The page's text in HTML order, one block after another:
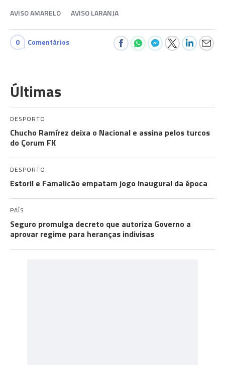
AVISO AMARELO AVISO LARANJA
0 Comentários
Últimas
DESPORTO
Chucho Ramírez deixa o Nacional e assina pelos turcos
do Çorum FK
DESPORTO
Estoril e Famalicão empatam jogo inaugural da época
PAÍS
Seguro promulga decreto que autoriza Governo a
aprovar regime para heranças indivisas